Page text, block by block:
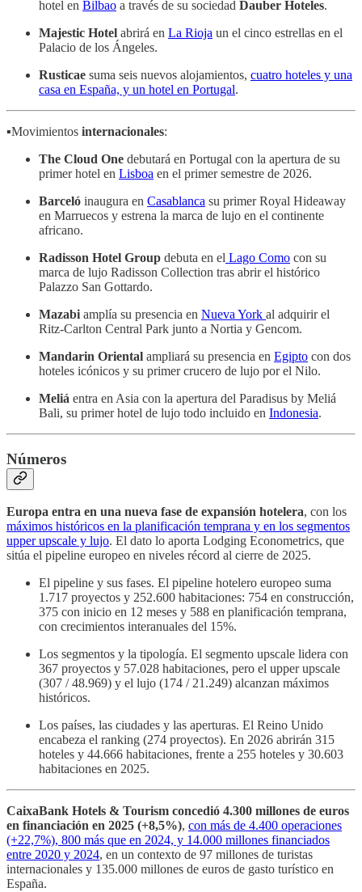
hotel en Bilbao a través de su sociedad Dauber Hoteles.
Majestic Hotel abrirá en La Rioja un el cinco estrellas en el
Palacio de los Ángeles.
Rusticae suma seis nuevos alojamientos, cuatro hoteles y una
casa en España, y un hotel en Portugal.
▪️Movimientos internacionales:
The Cloud One debutará en Portugal con la apertura de su
primer hotel en Lisboa en el primer semestre de 2026.
Barceló inaugura en Casablanca su primer Royal Hideaway
en Marruecos y estrena la marca de lujo en el continente
africano.
Radisson Hotel Group debuta en el Lago Como con su
marca de lujo Radisson Collection tras abrir el histórico
Palazzo San Gottardo.
Mazabi amplía su presencia en Nueva York al adquirir el
Ritz-Carlton Central Park junto a Nortia y Gencom.
Mandarin Oriental ampliará su presencia en Egipto con dos
hoteles icónicos y su primer crucero de lujo por el Nilo.
Meliá entra en Asia con la apertura del Paradisus by Meliá
Bali, su primer hotel de lujo todo incluido en Indonesia.
Números
Europa entra en una nueva fase de expansión hotelera, con los
máximos históricos en la planificación temprana y en los segmentos
upper upscale y lujo. El dato lo aporta Lodging Econometrics, que
sitúa el pipeline europeo en niveles récord al cierre de 2025.
El pipeline y sus fases. El pipeline hotelero europeo suma
1.717 proyectos y 252.600 habitaciones: 754 en construcción,
375 con inicio en 12 meses y 588 en planificación temprana,
con crecimientos interanuales del 15%.
Los segmentos y la tipología. El segmento upscale lidera con
367 proyectos y 57.028 habitaciones, pero el upper upscale
(307 / 48.969) y el lujo (174 / 21.249) alcanzan máximos
históricos.
Los países, las ciudades y las aperturas. El Reino Unido
encabeza el ranking (274 proyectos). En 2026 abrirán 315
hoteles y 44.666 habitaciones, frente a 255 hoteles y 30.603
habitaciones en 2025.
CaixaBank Hotels & Tourism concedió 4.300 millones de euros
en financiación en 2025 (+8,5%), con más de 4.400 operaciones
(+22,7%), 800 más que en 2024, y 14.000 millones financiados
entre 2020 y 2024, en un contexto de 97 millones de turistas
internacionales y 135.000 millones de euros de gasto turístico en
España.